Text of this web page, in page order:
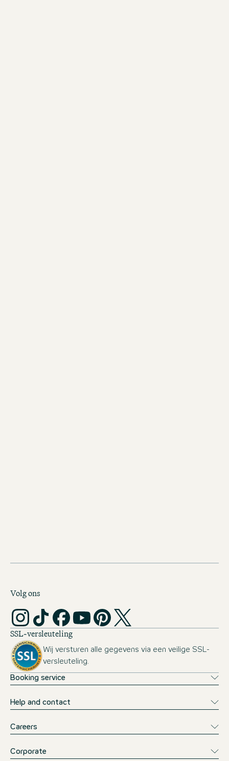
Volg ons
SSL-versleuteling
Wij versturen alle gegevens via een veilige SSL-
versleuteling.
Booking service
Help and contact
Careers
Corporate